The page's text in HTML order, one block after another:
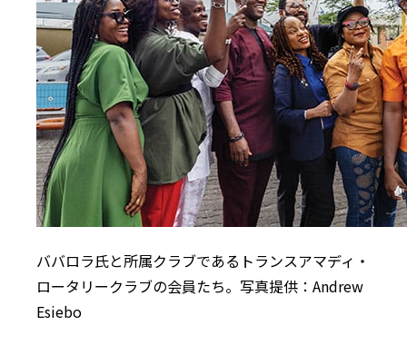
ババロラ氏と所属クラブであるトランスアマディ・
ロータリークラブの会員たち。写真提供：Andrew
Esiebo